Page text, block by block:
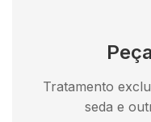
Tratamento
seda e